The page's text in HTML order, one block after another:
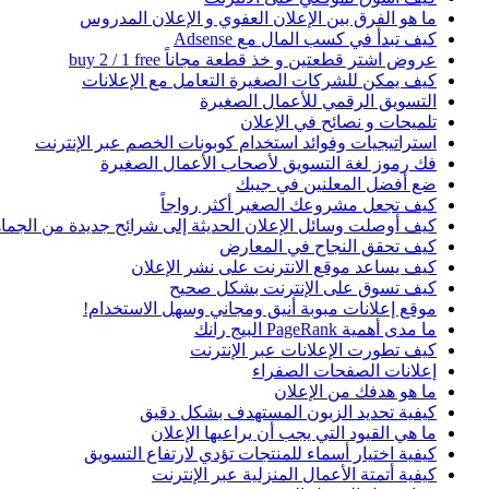
ما هو الفرق بين الإعلان العفوي و الإعلان المدروس
كيف تبدأ في كسب المال مع Adsense
عروض اشتر قطعتين و خذ قطعة مجاناً buy 2 / 1 free
كيف يمكن للشركات الصغيرة التعامل مع الإعلانات
التسويق الرقمي للأعمال الصغيرة
تلميحات و نصائح في الإعلان
استراتيجيات وفوائد استخدام كوبونات الخصم عبر الإنترنت
فك رموز لغة التسويق لأصحاب الأعمال الصغيرة
ضع أفضل المعلنين في جيبك
كيف تجعل مشروعك الصغير أكثر رواجاً
كيف أوصلت وسائل الإعلان الحديثة إلى شرائح جديدة من
كيف تحقق النجاح في المعارض
كيف يساعد موقع الانترنت على نشر الإعلان
كيف تسوق على الإنترنت بشكل صحيح
موقع إعلانات مبوبة أنيق ومجاني وسهل الاستخدام!
ما مدى أهمية PageRank البيج رانك
كيف تطورت الإعلانات عبر الإنترنت
إعلانات الصفحات الصفراء
ما هو هدفك من الإعلان
كيفية تحديد الزبون المستهدف بشكل دقيق
ما هي القيود التي يجب أن يراعيها الإعلان
كيفية اختيار أسماء للمنتجات تؤدي لارتفاع التسويق
كيفية أتمتة الأعمال المنزلية عبر الإنترنت